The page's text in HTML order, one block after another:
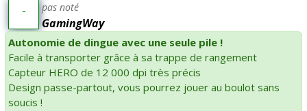
- pas noté
GamingWay
Autonomie de dingue avec une seule pile !
Facile à transporter grâce à sa trappe de rangement
Capteur HERO de 12 000 dpi très précis
Design passe-partout, vous pourrez jouer au boulot sans
soucis !